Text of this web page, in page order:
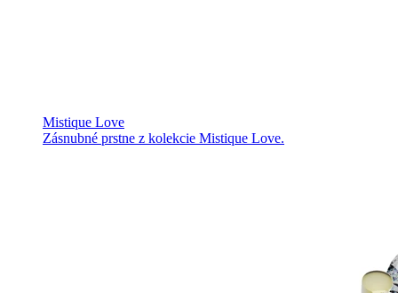
Mistique Love
Zásnubné prstne z kolekcie Mistique Love.